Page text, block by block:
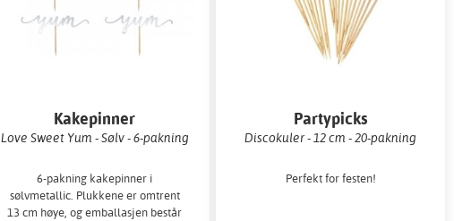
Kakepinner
Love Sweet Yum - Sølv - 6-pakning
6-pakning kakepinner i
sølvmetallic. Plukkene er omtrent
13 cm høye, og emballasjen består
Partypicks
Discokuler - 12 cm - 20-pakning
Perfekt for festen!